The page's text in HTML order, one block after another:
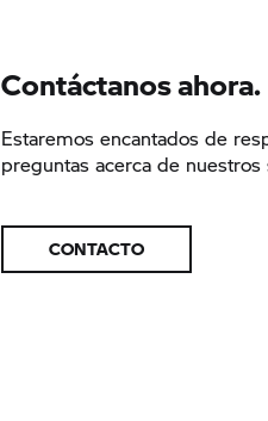
Contáctanos ahora.
Estaremos encantados de
preguntas acerca de nuestros
CONTACTO